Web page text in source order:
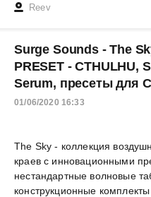
Reev
Surge Sounds - The
PRESET - CTHULHU,
Serum, пресеты для
01/06/2020 16:33
The Sky - коллекция
краев с инновационными
нестандартные волновые
конструкционные комплекты